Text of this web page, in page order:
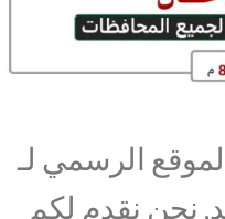
الرسمي لـ
نحن نقدم لكم